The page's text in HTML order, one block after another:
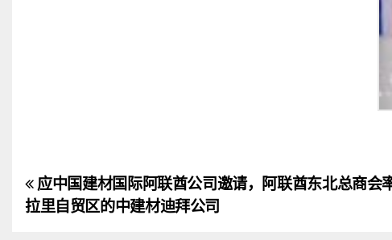
文
章
应中国建材国际阿联酋公司邀请，阿联酋东北总商会
拉里自贸区的中建材迪拜公司